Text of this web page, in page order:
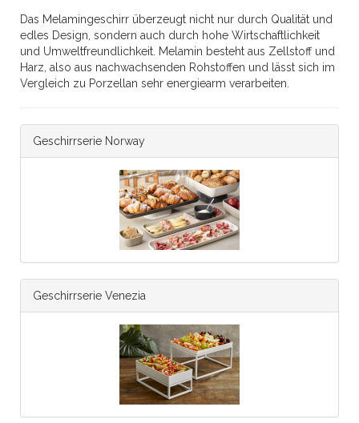
Das Melamingeschirr überzeugt nicht nur durch Qualität und
edles Design, sondern auch durch hohe Wirtschaftlichkeit
und Umweltfreundlichkeit. Melamin besteht aus Zellstoff und
Harz, also aus nachwachsenden Rohstoffen und lässt sich im
Vergleich zu Porzellan sehr energiearm verarbeiten.
Geschirrserie Norway
Geschirrserie Venezia